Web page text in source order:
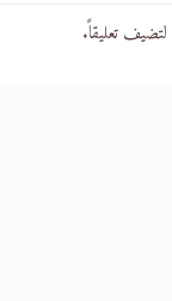
لتضيف تعليقاً.